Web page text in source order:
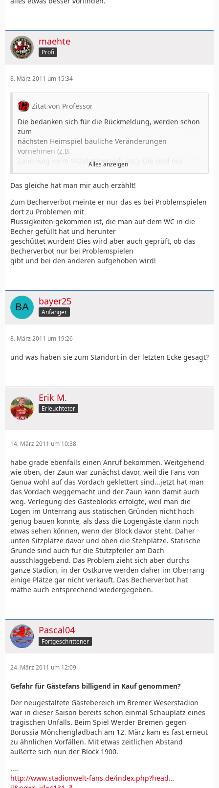
maehte
Profi
8. März 2011 um 15:34
Zitat von Professor
Die bedanken sich für die Rückmeldung, werden schon
zum
nächsten Heimspiel bauliche Veränderungen
vornehmen (z.B.
Zaun weg vorm Sitzplatzbereich etc.). Die sind nur
auch
mal persönlich angeschaut. Auch unter dem Punkt,
dass ich nicht
der einzige gewesen wäre der sich beschwert hat.
Und sie hoffen, dass, wenn wir dann im nächsten Jahr
hinkommen,
alles etwas besser vorfinden.
Alles anzeigen
Das gleiche hat man mir auch erzählt!
Zum Becherverbot meinte er nur das es bei Problemspielen
dort zu Problemen mit
Flüssigkeiten gekommen ist, die man auf dem WC in die
Becher gefüllt hat und herunter
geschüttet wurden! Dies wird aber auch geprüft, ob das
Becherverbot nur bei Problemspielen
gibt und bei den anderen aufgehoben wird!
bayer25
Anfänger
8. März 2011 um 19:26
und was haben sie zum Standort in der letzten Ecke gesagt?
Erik M.
Erleuchteter
14. März 2011 um 10:38
habe grade ebenfalls einen Anruf bekommen. Weitgehend
wie oben, der Zaun war zunächst davor, weil die Fans von
Genua wohl auf das Vordach geklettert sind...jetzt hat man
das Vordach weggemacht und der Zaun kann damit auch
weg. Verlegung des Gästeblocks erfolgte, weil man die
Logen im Unterrang aus statischen Gründen nicht hoch
genug bauen konnte, als dass die Logengäste dann noch
etwas sehen können, wenn der Block davor steht. Daher
unten Sitzplätze davor und oben die Stehplätze. Statische
Gründe sind auch für die Stützpfeiler am Dach
ausschlaggebend. Das Problem zieht sich aber durchs
ganze Stadion, in der Ostkurve werden daher im Oberrang
einige Plätze gar nicht verkauft. Das Becherverbot hat
mäthe auch entsprechend wiedergegeben.
Pascal04
Fortgeschrittener
24. März 2011 um 12:09
Gefahr für Gästefans billigend in Kauf genommen?
Der neugestaltete Gästebereich im Bremer Weserstadion
war in dieser Saison bereits schon einmal Schauplatz eines
tragischen Unfalls. Beim Spiel Werder Bremen gegen
Borussia Mönchengladbach am 12. März kam es fast erneut
zu ähnlichen Vorfällen. Mit etwas zeitlichen Abstand
äußerte sich nun der Block 1900.
....
http://www.stadionwelt-fans.de/index.php?head…